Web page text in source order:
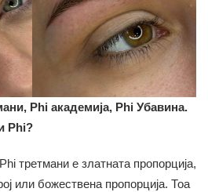
Phi академија, Phi Убавина.
Phi?
третмани е златната пропорција,
или божествена пропорција. Тоа